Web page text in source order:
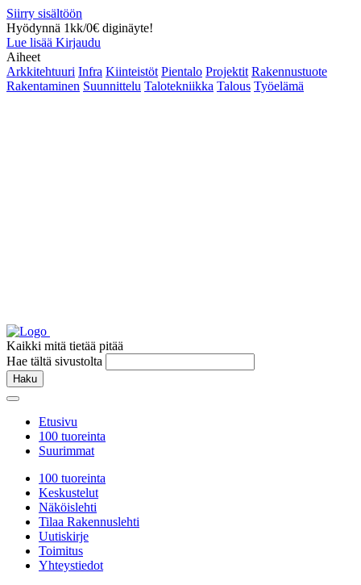
Siirry sisältöön
Hyödynnä 1kk/0€ diginäyte!
Lue lisää Kirjaudu
Aiheet
Arkkitehtuuri Infra Kiinteistöt Pientalo Projektit Rakennustuote
Rakentaminen Suunnittelu Talotekniikka Talous Työelämä
Kaikki mitä tietää pitää
Hae tältä sivustolta
Haku
Etusivu
100 tuoreinta
Suurimmat
100 tuoreinta
Keskustelut
Näköislehti
Tilaa Rakennuslehti
Uutiskirje
Toimitus
Yhteystiedot